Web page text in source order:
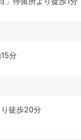
分
徒歩20分